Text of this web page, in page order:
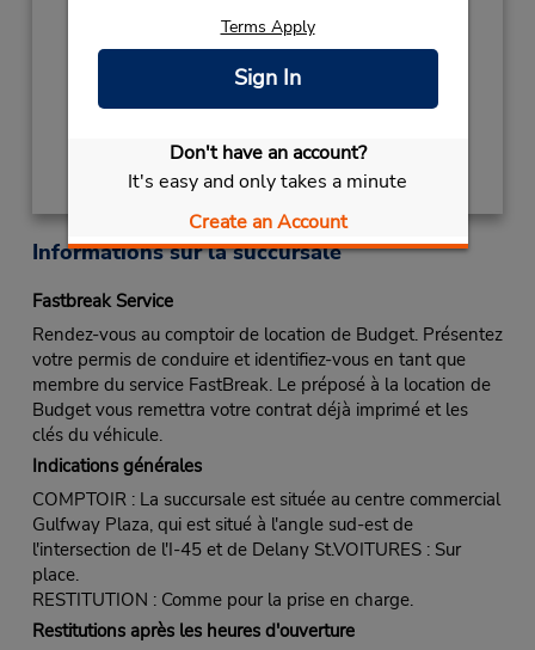
Terms Apply
Sign In
Don't have an account?
It's easy and only takes a minute
Create an Account
NEW YEARS DAYJanuary 1 closed
Succursale avec boîte de dépôt des clés
Obtenir un itinéraire
Informations sur la succursale
Fastbreak Service
Rendez-vous au comptoir de location de Budget. Présentez
votre permis de conduire et identifiez-vous en tant que
membre du service FastBreak. Le préposé à la location de
Budget vous remettra votre contrat déjà imprimé et les
clés du véhicule.
Indications générales
COMPTOIR : La succursale est située au centre commercial
Gulfway Plaza, qui est situé à l'angle sud-est de
l'intersection de l'I-45 et de Delany St.VOITURES : Sur
place.
RESTITUTION : Comme pour la prise en charge.
Restitutions après les heures d'ouverture